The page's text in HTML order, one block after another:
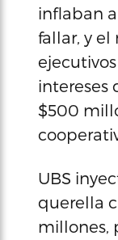
inflaban
fallar, y
intereses
$500
UBS
querella
millones,